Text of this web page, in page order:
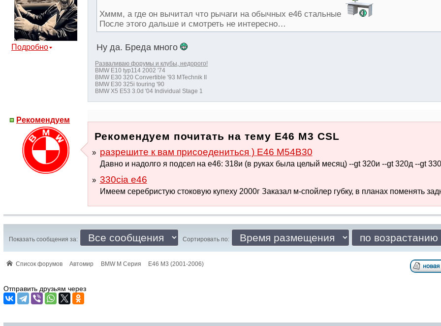
Подробно
Хммм, а где он вычитал что рычаги на обычных е46 стальные
После этого дальше и смотреть не интересно…
Ну да. Бреда много
Разваливаю форумы и клубы, недорого!
BMW E10 typ114 2002 '74
BMW E30 320 Convertible '93 MTechnik II
BMW E30 325i touring '90
BMW X5 E53 3.0d '04 Individual Stage 1
Рекомендуем
Рекомендуем почитать на тему E46 M3 CSL
разрешите к вам присоедениться ) E46 M54B30
Давно и надолго я подсел на е46: 318и (в руках была целый месяц) --gt 320и --gt 320д --gt
330cia e46
Имеем серебристую стоковую купеху 2000г Заказал м-спойлер губку, в планах поменять
Показать сообщения за: Сортировать по:
Список форумов Автомир BMW M Серия E46 M3 (2001-2006)
Отправить друзьям через